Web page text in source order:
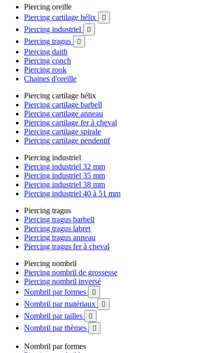
Piercing oreille
Piercing cartilage hélix

Piercing industriel 
Piercing tragus 
Piercing daith
Piercing conch
Piercing rook
Chaines d'oreille
Piercing cartilage hélix
Piercing cartilage barbell
Piercing cartilage anneau
Piercing cartilage fer à cheval
Piercing cartilage spirale
Piercing cartilage pendentif
Piercing industriel
Piercing industriel 32 mm
Piercing industriel 35 mm
Piercing industriel 38 mm
Piercing industriel 40 à 51 mm
Piercing tragus
Piercing tragus barbell
Piercing tragus labret
Piercing tragus anneau
Piercing tragus fer à cheval
Piercing nombril
Piercing nombril de grossesse
Piercing nombril inversé
Nombril par formes

Nombril par matériaux 
Nombril par tailles 
Nombril par thèmes 
Nombril par formes